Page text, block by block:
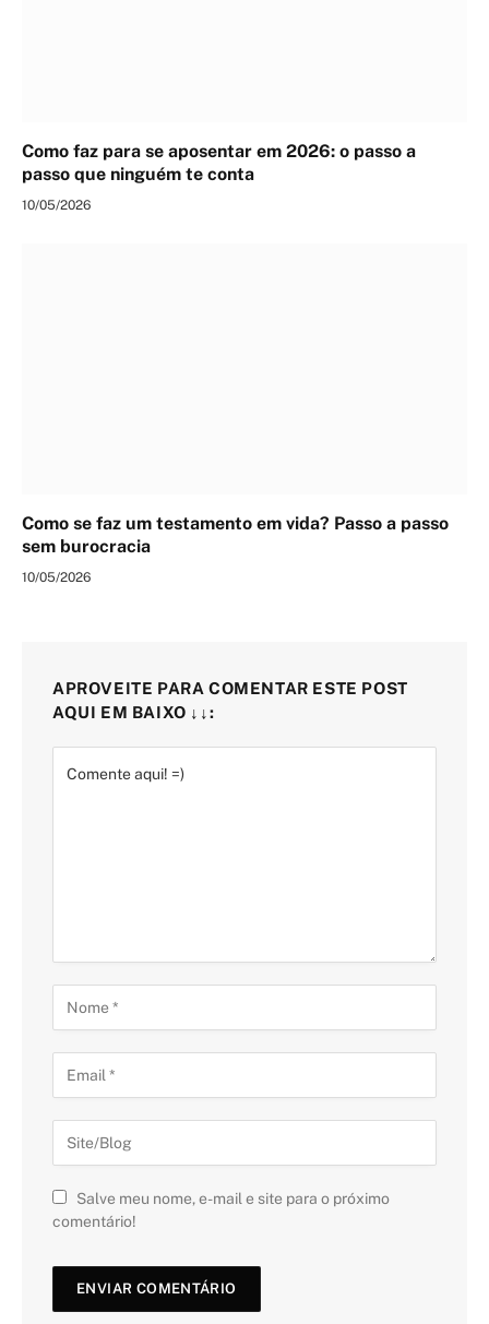
Como faz para se aposentar em 2026: o passo a
passo que ninguém te conta
10/05/2026
Como se faz um testamento em vida? Passo a passo
sem burocracia
10/05/2026
APROVEITE PARA COMENTAR ESTE POST
AQUI EM BAIXO ↓↓:
Salve meu nome, e-mail e site para o próximo
comentário!